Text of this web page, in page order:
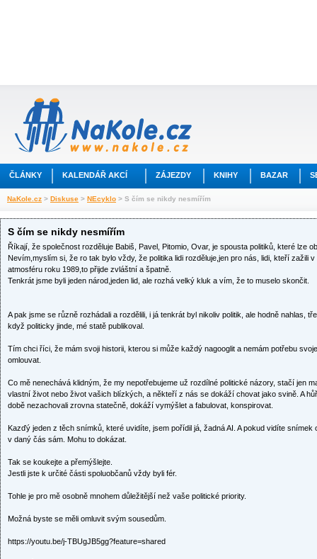
ČLÁNKY KALENDÁŘ AKCÍ ZÁJEZDY KNIHY BAZAR
NaKole.cz > Diskuse > NEcyklo > S čím se nikdy nesmířím
S čím se nikdy nesmířím
Říkají, že společnost rozděluje Babiš, Pavel, Pitomio, Ovar, je spousta politiků, které lze
Nevím,myslím si, že ro tak bylo vždy, že politika lidi rozděluje,jen pro nás, lidi, kteří zažili
atmosféru roku 1989,to přijde zvláštní a špatně.
Tenkrát jsme byli jeden národ,jeden lid, ale rozhá velký kluk a vím, že to muselo skončit.
A pak jsme se různě rozhádali a rozdělili, i já tenkrát byl nikoliv politik, ale hodně nahlas,
když politicky jinde, mé statě publikoval.
Tím chci říci, že mám svoji historii, kterou si může každý nagooglit a nemám potřebu
omlouvat.
Co mě nenechává klidným, že my nepotřebujeme už rozdílné politické názory, stačí jen
vlastní život nebo život vašich blízkých, a někteří z nás se dokáží chovat jako svině. A
době nezachovali zrovna statečně, dokáží vymýšlet a fabulovat, konspirovat.
Kazďý jeden z těch snímků, které uvidíte, jsem pořídil já, žadná AI. A pokud vidíte
v daný čás sám. Mohu to dokázat.
Tak se koukejte a přemýšlejte.
Jestli jste k určité části spoluobčanů vždy byli fér.
Tohle je pro mě osobně mnohem důležitější než vaše politické priority.
Možná byste se měli omluvit svým sousedům.
https://youtu.be/j-TBUgJB5gg?feature=shared